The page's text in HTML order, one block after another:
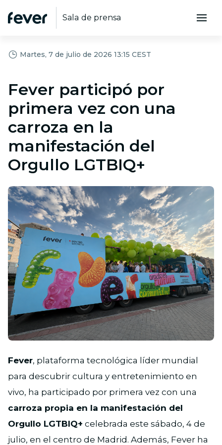
Sala de prensa
Martes, 7 de julio de 2026 13:15 CEST
Fever participó por
primera vez con una
carroza en la
manifestación del
Orgullo LGTBIQ+
PNG
Fever, plataforma tecnológica líder mundial
para descubrir cultura y entretenimiento en
vivo, ha participado por primera vez con una
carroza propia en la manifestación del
Orgullo LGTBIQ+ celebrada este sábado, 4 de
julio, en el centro de Madrid. Además, Fever ha